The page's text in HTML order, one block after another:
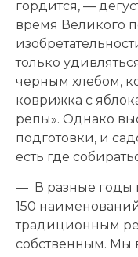
гордится, —
время Великого
только
черным хлебом,
коврижка с
репы». Однако
подготовки, и
есть где
— В разные годы
150
традиционным
собственным. Мы